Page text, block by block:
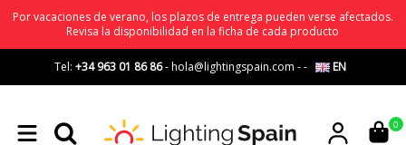
Por vacaciones de verano, los plazos de entrega pueden verse afectados.
Revisa la disponibilidad en la ficha de cada producto
Tel: +34 963 01 86 86-hola@lightingspain.com -- EN
0